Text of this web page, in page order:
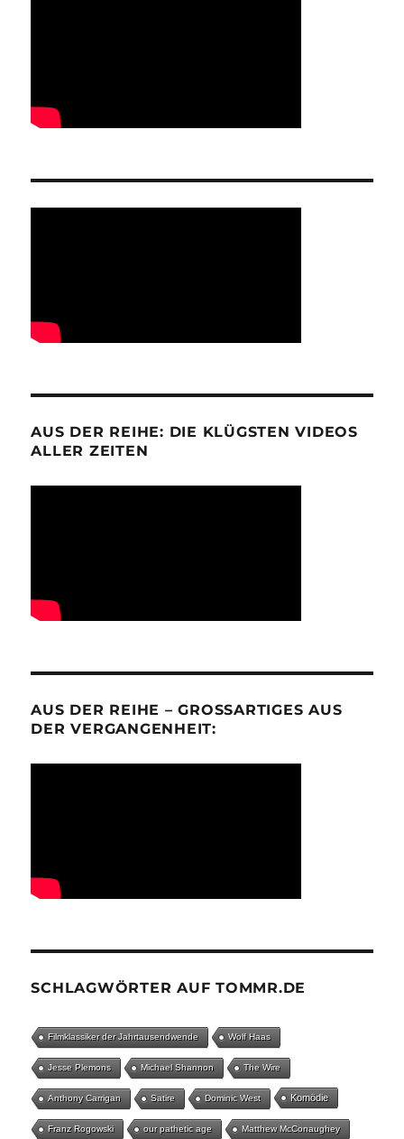
AUS DER REIHE: DIE KLÜGSTEN VIDEOS
ALLER ZEITEN
AUS DER REIHE – GROSSARTIGES AUS D
ER VERGANGENHEIT:
SCHLAGWÖRTER AUF TOMMR.DE
Filmklassiker der Jahrtausendwende Wolf Haas
Jesse Plemons Michael Shannon The Wire
Anthony Carrigan Satire Dominic West Komödie
Franz Rogowski our pathetic age Matthew McConaughey